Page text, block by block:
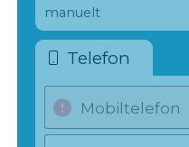
manuelt
Telefon
Mobiltelefon